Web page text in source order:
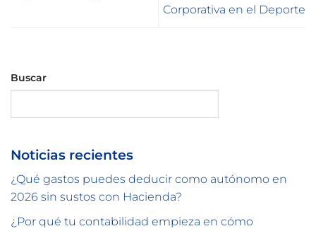
Corporativa en el Deporte
Buscar
Noticias recientes
¿Qué gastos puedes deducir como autónomo en
2026 sin sustos con Hacienda?
¿Por qué tu contabilidad empieza en cómo